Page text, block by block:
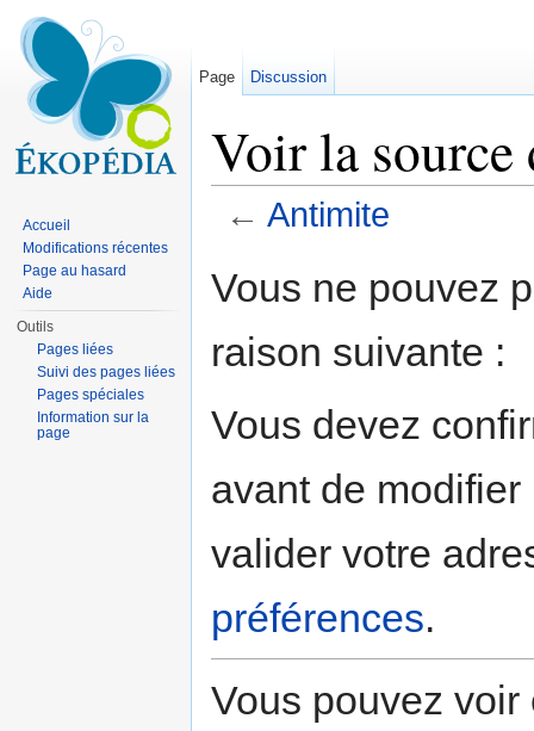
Voir la
← Antimite
Vous ne pouvez
raison suivante :
Vous devez
avant de
valider votre
préférences.
Vous pouvez
Page Discussion
Accueil
Modifications récentes
Page au hasard
Aide
Outils
Pages liées
Suivi des pages liées
Pages spéciales
Information sur la
page